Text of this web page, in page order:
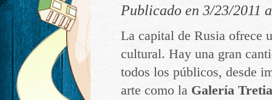
Publicado en 3/23/2011
La capital de Rusia ofrece
cultural. Hay una gran
todos los públicos, desde
arte como la Galería